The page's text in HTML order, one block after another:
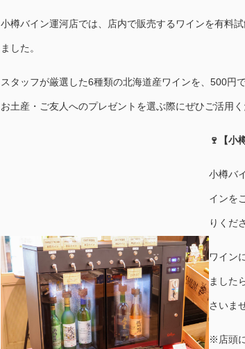
小樽バイン運河店では、店内で販売するワインを有料
ました。
スタッフが厳選した6種類の北海道産ワインを、500円
お土産・ご友人へのプレゼントを選ぶ際にぜひご活用く
🍷【小
小樽バ
インを
りくだ
ワイン
ました
さいませ
※店頭